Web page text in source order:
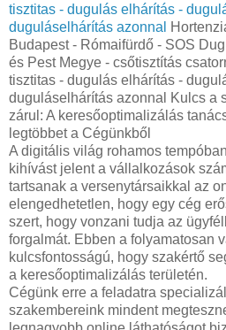
tisztitas - dugulás elhárítás -
duguláselhárítás azonnal
Budapest - Rómaifürdő - SOS
és Pest Megye - csőtisztítás
tisztitas - dugulás elhárítás -
duguláselhárítás azonnal Kulcs a
zárul: A keresőoptimalizálás
legtöbbet a Cégünkből
A digitális világ rohamos
kihívást jelent a vállalkozások
tartsanak a versenytársaikkal az
elengedhetetlen, hogy egy cég
szert, hogy vonzani tudja az
forgalmát. Ebben a folyamatosan
kulcsfontosságú, hogy szakértő
a keresőoptimalizálás területén.
Cégünk erre a feladatra
szakembereink mindent